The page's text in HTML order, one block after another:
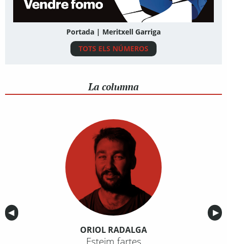
Portada | Meritxell Garriga
TOTS ELS NÚMEROS
La columna
Anterior
◀︎ ▶︎
ORIOL RADALGA